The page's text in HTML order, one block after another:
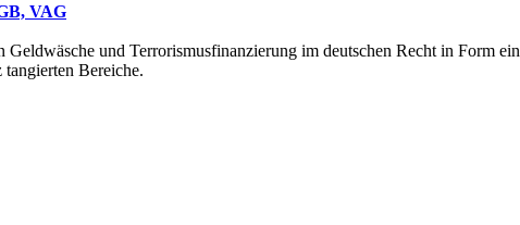
VAG
und Terrorismusfinanzierung im deutschen Recht in Form
Bereiche.